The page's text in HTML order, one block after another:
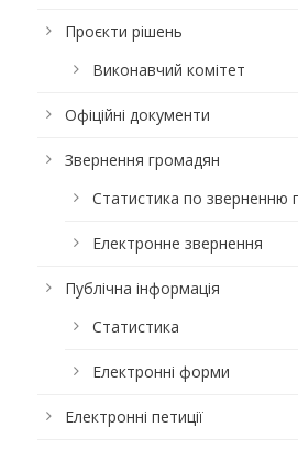
Проєкти рішень
Виконавчий комітет
Офіційні документи
Звернення громадян
Статистика по зверненню
Електронне звернення
Публічна інформація
Статистика
Електронні форми
Електронні петиції